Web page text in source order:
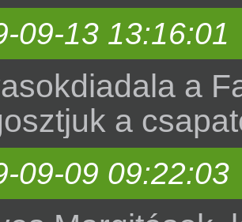
09-13 13:16:01
a
a
09-09 09:22:03